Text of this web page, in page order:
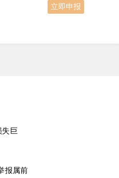
立即申报
失巨
报属前